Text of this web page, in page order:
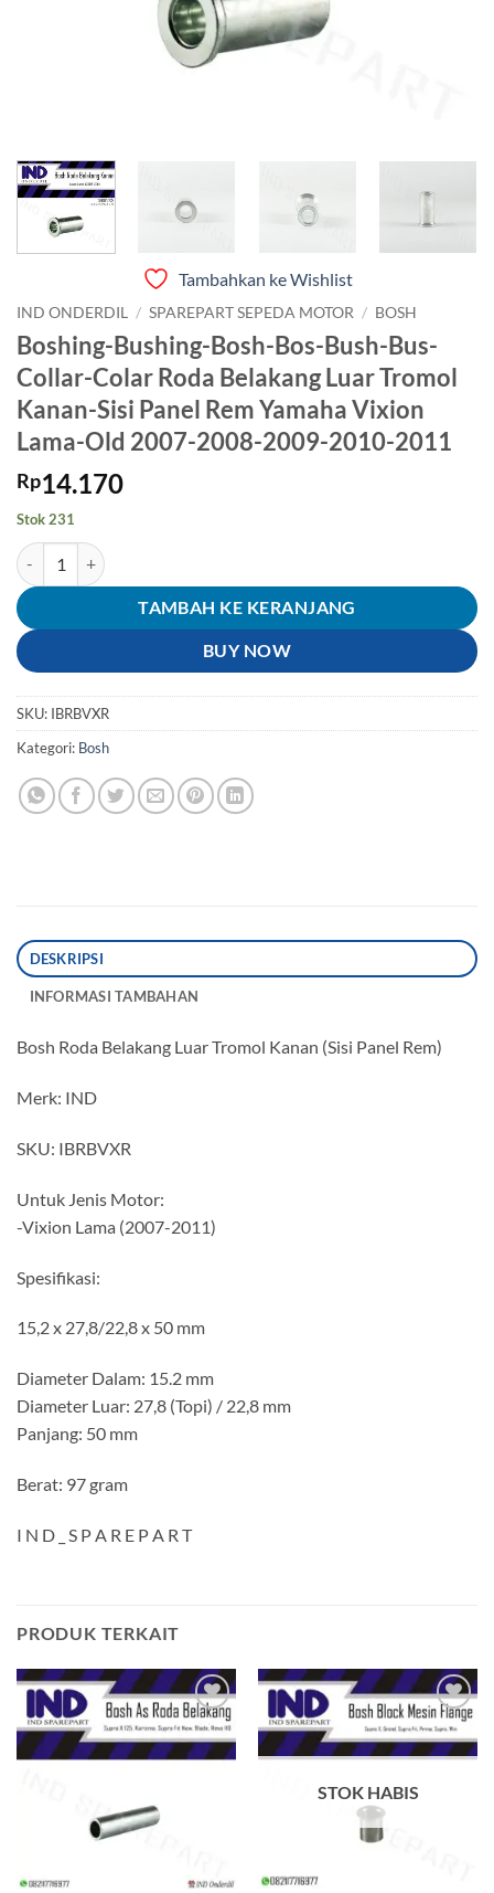
Tambahkan ke Wishlist
IND ONDERDIL / SPAREPART SEPEDA MOTOR / BOSH
Boshing-Bushing-Bosh-Bos-Bush-Bus-
Collar-Colar Roda Belakang Luar Tromol
Kanan-Sisi Panel Rem Yamaha Vixion
Lama-Old 2007-2008-2009-2010-2011
Rp14.170
Stok 231
Kuantitas Boshing-Bushing-Bosh-Bos-Bush-Bus-Collar-Colar Roda
TAMBAH KE KERANJANG
BUY NOW
SKU: IBRBVXR
Kategori: Bosh
DESKRIPSI
INFORMASI TAMBAHAN
Bosh Roda Belakang Luar Tromol Kanan (Sisi Panel Rem)
Merk: IND
SKU: IBRBVXR
Untuk Jenis Motor:
-Vixion Lama (2007-2011)
Spesifikasi:
15,2 x 27,8/22,8 x 50 mm
Diameter Dalam: 15.2 mm
Diameter Luar: 27,8 (Topi) / 22,8 mm
Panjang: 50 mm
Berat: 97 gram
I N D _ S P A R E P A R T
PRODUK TERKAIT
Tambahkan
ke Wishlist
Tambahkan
ke Wishlist
STOK HABIS